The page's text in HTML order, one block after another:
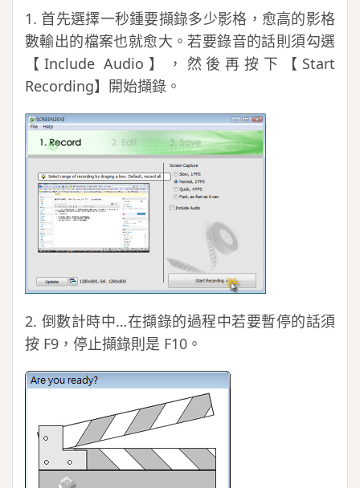
1. 首先選擇一秒鍾要擷錄多少影格，愈高的影格
數輸出的檔案也就愈大。若要錄音的話則須勾選
【Include Audio】，然後再按下【Start
Recording】開始擷錄。
2. 倒數計時中…在擷錄的過程中若要暫停的話須
按 F9，停止擷錄則是 F10。